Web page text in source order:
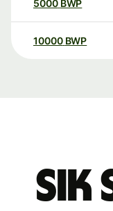
5000 BWP
10000 BWP